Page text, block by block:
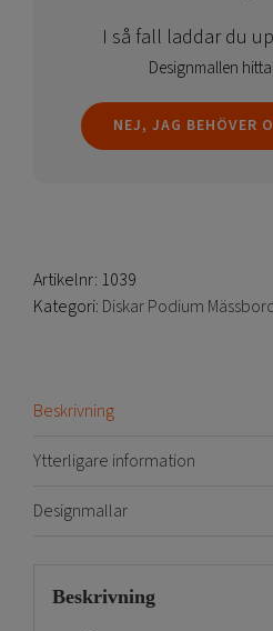
I så fall laddar du
Designmallen
NEJ, JAG BEHÖVER
Artikelnr: 1039
Kategori: Diskar Podium
Beskrivning
Ytterligare information
Designmallar
Beskrivning